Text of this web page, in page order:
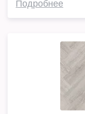
Подробнее